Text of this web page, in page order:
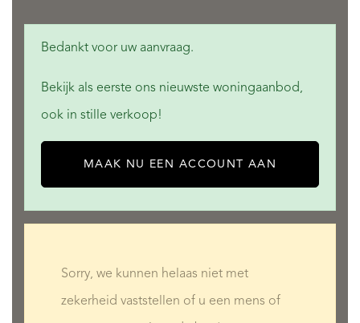
Bedankt voor uw aanvraag.
Bekijk als eerste ons nieuwste woningaanbod,
ook in stille verkoop!
MAAK NU EEN ACCOUNT AAN
Sorry, we kunnen helaas niet met
zekerheid vaststellen of u een mens of